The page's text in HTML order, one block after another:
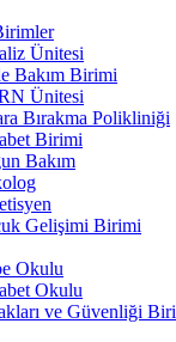
Ünitesi
Bakım Birimi
Ünitesi
Bırakma Polikliniği
Birimi
Bakım
Gelişimi Birimi
Okulu
Okulu
ve Güvenliği